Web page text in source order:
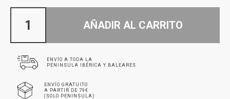
AÑADIR AL CARRITO
ENVÍO A TODA LA
PENINSULA IBÉRICA Y BALEARES
ENVÍO GRATUITO
A PARTIR DE 79€
(SOLO PENINSULA)